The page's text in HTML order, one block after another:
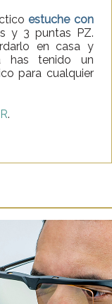
estuche con
y 3 puntas PZ.
en casa y
has tenido un
para cualquier
.